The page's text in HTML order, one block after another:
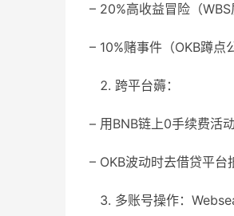
– 20%高收益冒险（WBS
– 10%赌事件（OKB蹲点
跨平台薅：
– 用BNB链上0手续费活
– OKB波动时去借贷平台
多账号操作：